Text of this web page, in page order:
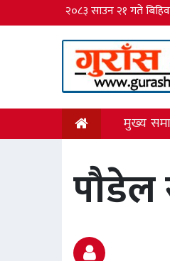
२०८३ साउन २१ गते
मुख्य
पौडेल